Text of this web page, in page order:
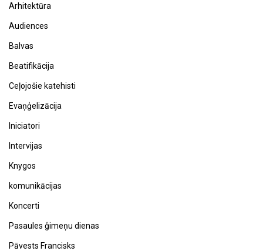
Arhitektūra
Audiences
Balvas
Beatifikācija
Ceļojošie katehisti
Evaņģelizācija
Iniciatori
Intervijas
Knygos
komunikācijas
Koncerti
Pasaules ģimeņu dienas
Pāvests Francisks